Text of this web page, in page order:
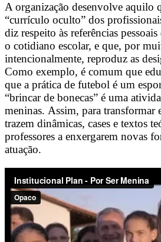
A organização desenvolve aquilo
“currículo oculto” dos
diz respeito às referências
o cotidiano escolar, e que, por
intencionalmente, reproduz as
Como exemplo, é comum que
que a prática de futebol é um
“brincar de bonecas” é uma
meninas. Assim, para transformar
trazem dinâmicas, cases e textos
professores a enxergarem novas
atuação.